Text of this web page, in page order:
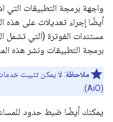
واجهة برمجة التطبيقات التي
أيضًا إجراء تعديلات على هذه
مستندات الفوترة (التي تشمل
برمجة التطبيقات ونشر هذه
ملاحظة
(AiO).
يمكنك أيضًا ضبط حدود